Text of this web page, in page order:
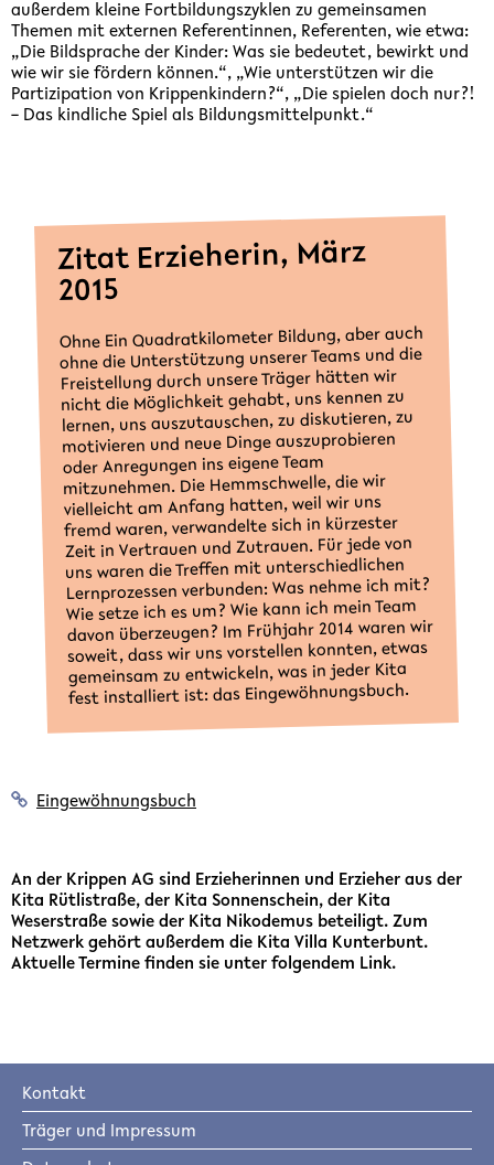
außerdem kleine Fortbildungszyklen zu gemeinsamen
Themen mit externen Referentinnen, Referenten, wie etwa:
„Die Bildsprache der Kinder: Was sie bedeutet, bewirkt und
wie wir sie fördern können.“, „Wie unterstützen wir die
Partizipation von Krippenkindern?“, „Die spielen doch nur?!
Zitat Erzieherin, März
2015
Ohne Ein Quadratkilometer Bildung, aber auch
ohne die Unterstützung unserer Teams und die
Freistellung durch unsere Träger hätten wir
nicht die Möglichkeit gehabt, uns kennen zu
lernen, uns auszutauschen, zu diskutieren, zu
motivieren und neue Dinge auszuprobieren
oder Anregungen ins eigene Team
mitzunehmen. Die Hemmschwelle, die wir
vielleicht am Anfang hatten, weil wir uns
fremd waren, verwandelte sich in kürzester
Zeit in Vertrauen und Zutrauen. Für jede von
uns waren die Treffen mit unterschiedlichen
Lernprozessen verbunden: Was nehme ich mit?
Wie setze ich es um? Wie kann ich mein Team
davon überzeugen? Im Frühjahr 2014 waren wir
soweit, dass wir uns vorstellen konnten, etwas
gemeinsam zu entwickeln, was in jeder Kita
fest installiert ist: das Eingewöhnungsbuch.
Eingewöhnungsbuch
An der Krippen AG sind Erzieherinnen und Erzieher aus der
Kita Rütlistraße, der Kita Sonnenschein, der Kita
Weserstraße sowie der Kita Nikodemus beteiligt. Zum
Netzwerk gehört außerdem die Kita Villa Kunterbunt.
Aktuelle Termine finden sie unter folgendem Link.
Kontakt
Träger und Impressum